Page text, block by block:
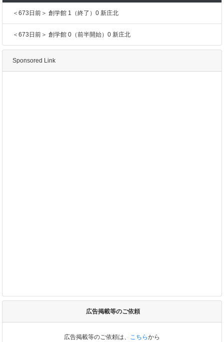
＜673日前＞ 創学館 1（終了）0 新庄北
＜673日前＞ 創学館 0（前半開始）0 新庄北
Sponsored Link
広告掲載等のご依頼
広告掲載等のご依頼は、 こちらから